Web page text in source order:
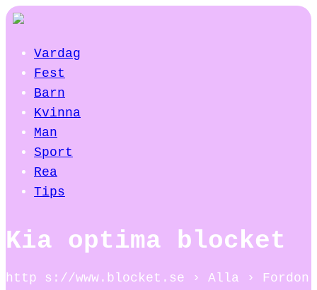
Vardag
Fest
Barn
Kvinna
Man
Sport
Rea
Tips
Kia optima blocket
http s://www.blocket.se › Alla › Fordon